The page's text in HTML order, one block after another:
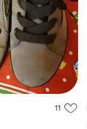
11